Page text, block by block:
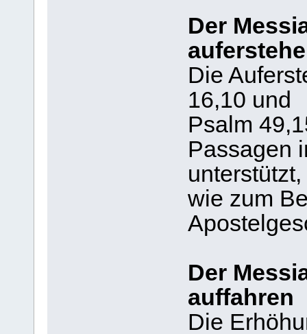
Der
Die
16,10 und
Psalm
Passagen
unterstützt,
wie zum
Der
auffahren
Die